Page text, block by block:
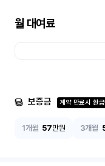
월 대여료
보증금 계약 만료시 환
1개월 57만원 3개월